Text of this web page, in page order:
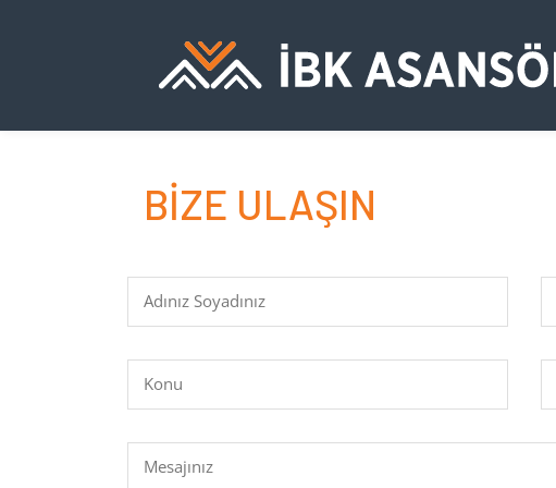
BİZE ULAŞIN
Adınız Soyadınız
Konu
Mesajınız